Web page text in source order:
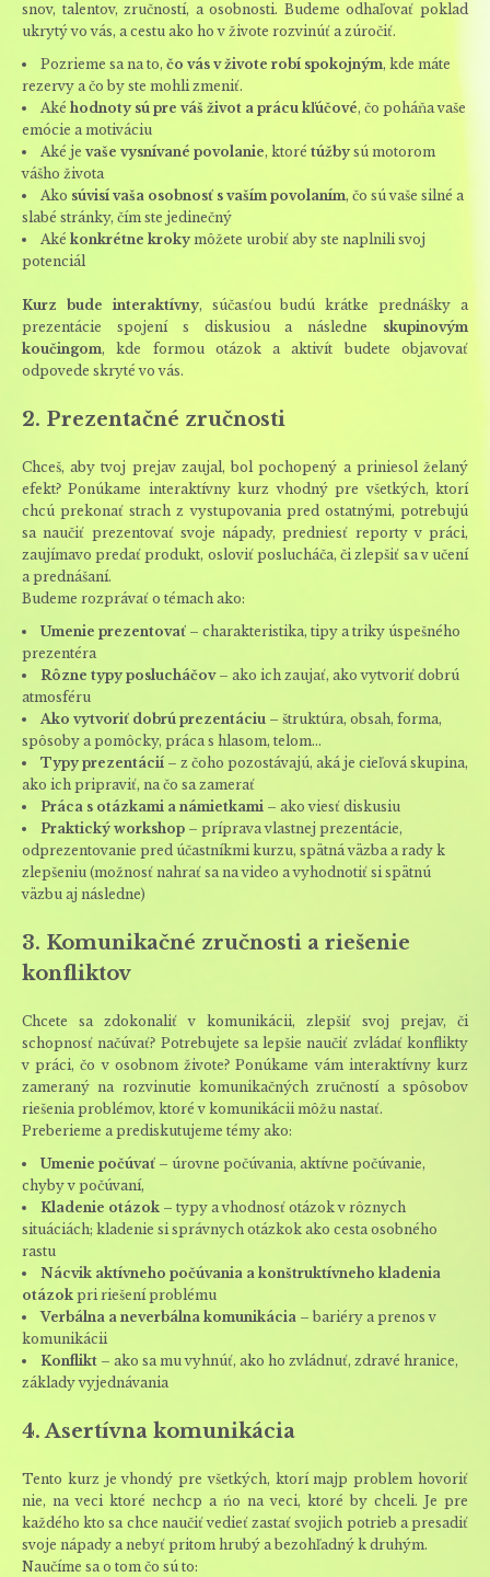
snov, talentov, zručností, a osobnosti. Budeme odhaľovať poklad
ukrytý vo vás, a cestu ako ho v živote rozvinúť a zúročiť.
Pozrieme sa na to, čo vás v živote robí spokojným, kde máte
rezervy a čo by ste mohli zmeniť.
Aké hodnoty sú pre váš život a prácu kľúčové, čo poháňa vaše
emócie a motiváciu
Aké je vaše vysnívané povolanie, ktoré túžby sú motorom
vášho života
Ako súvisí vaša osobnosť s vaším povolaním, čo sú vaše silné a
slabé stránky, čím ste jedinečný
Aké konkrétne kroky môžete urobiť aby ste naplnili svoj
potenciál
Kurz bude interaktívny, súčasťou budú krátke prednášky a
prezentácie spojení s diskusiou a následne skupinovým
koučingom, kde formou otázok a aktivít budete objavovať
odpovede skryté vo vás.
2. Prezentačné zručnosti
Chceš, aby tvoj prejav zaujal, bol pochopený a priniesol želaný
efekt? Ponúkame interaktívny kurz vhodný pre všetkých, ktorí
chcú prekonať strach z vystupovania pred ostatnými, potrebujú
sa naučiť prezentovať svoje nápady, predniesť reporty v práci,
zaujímavo predať produkt, osloviť poslucháča, či zlepšiť sa v učení
a prednášaní.
Budeme rozprávať o témach ako:
Umenie prezentovať – charakteristika, tipy a triky úspešného
prezentéra
Rôzne typy poslucháčov– ako ich zaujať, ako vytvoriť dobrú
atmosféru
Ako vytvoriť dobrú prezentáciu – štruktúra, obsah, forma,
spôsoby a pomôcky, práca s hlasom, telom...
Typy prezentácií – z čoho pozostávajú, aká je cieľová skupina,
ako ich pripraviť, na čo sa zamerať
Práca s otázkami a námietkami – ako viesť diskusiu
Praktický workshop – príprava vlastnej prezentácie,
odprezentovanie pred účastníkmi kurzu, spätná väzba a rady k
zlepšeniu (možnosť nahrať sa na video a vyhodnotiť si spätnú
väzbu aj následne)
3. Komunikačné zručnosti a riešenie
konfliktov
Chcete sa zdokonaliť v komunikácii, zlepšiť svoj prejav, či
schopnosť načúvať? Potrebujete sa lepšie naučiť zvládať konflikty
v práci, čo v osobnom živote? Ponúkame vám interaktívny kurz
zameraný na rozvinutie komunikačných zručností a spôsobov
riešenia problémov, ktoré v komunikácii môžu nastať.
Preberieme a prediskutujeme témy ako:
Umenie počúvať – úrovne počúvania, aktívne počúvanie,
chyby v počúvaní,
Kladenie otázok – typy a vhodnosť otázok v rôznych
situáciách; kladenie si správnych otázkok ako cesta osobného
rastu
Nácvik aktívneho počúvania a konštruktívneho kladenia
otázok pri riešení problému
Verbálna a neverbálna komunikácia – bariéry a prenos v
komunikácii
Konflikt – ako sa mu vyhnúť, ako ho zvládnuť, zdravé hranice,
základy vyjednávania
4. Asertívna komunikácia
Tento kurz je vhondý pre všetkých, ktorí majp problem hovoriť
nie, na veci ktoré nechcp a ńo na veci, ktoré by chceli. Je pre
každého kto sa chce naučiť vedieť zastať svojich potrieb a presadiť
svoje nápady a nebyť pritom hrubý a bezohľadný k druhým.
Naučíme sa o tom čo sú to: